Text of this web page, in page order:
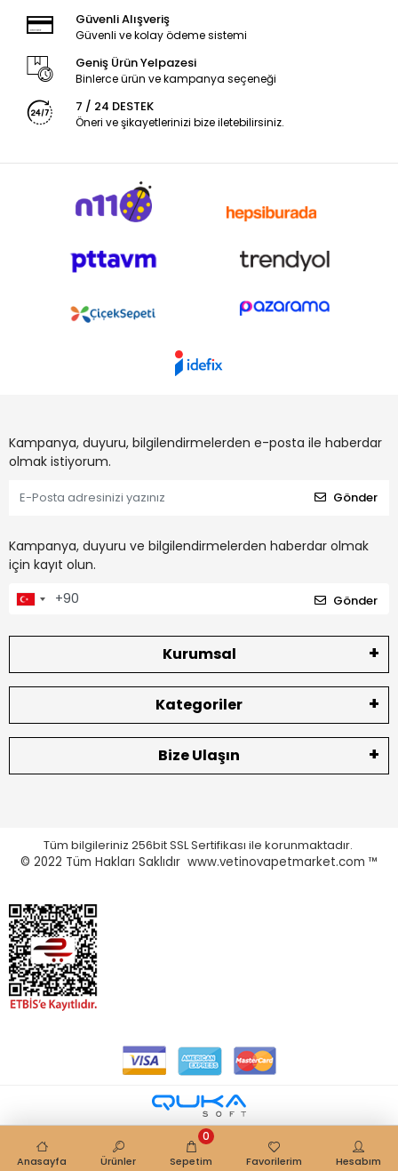
Güvenli Alışveriş
Güvenli ve kolay ödeme sistemi
Geniş Ürün Yelpazesi
Binlerce ürün ve kampanya seçeneği
7 / 24 DESTEK
Öneri ve şikayetlerinizi bize iletebilirsiniz.
Kampanya, duyuru, bilgilendirmelerden e-posta ile haberdar
olmak istiyorum.
Gönder
Kampanya, duyuru ve bilgilendirmelerden haberdar olmak
için kayıt olun.
Gönder
Kurumsal
Kategoriler
Bize Ulaşın
Tüm bilgileriniz 256bit SSL Sertifikası ile korunmaktadır.
© 2022 Tüm Hakları Saklıdır www.vetinovapetmarket.com ™
Anasayfa Ürünler Sepetim
0
Favorilerim Hesabım